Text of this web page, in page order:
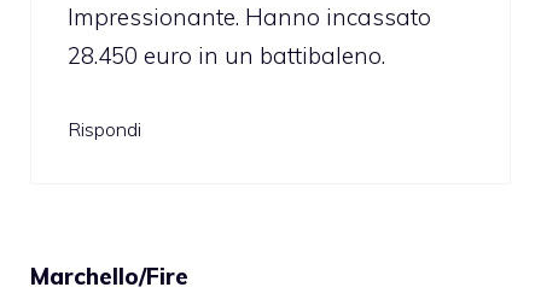
Impressionante. Hanno incassato
28.450 euro in un battibaleno.
Rispondi
Marchello/Fire